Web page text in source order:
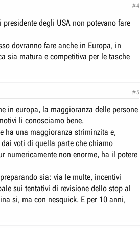
#4
degli USA non potevano fare
dovranno fare anche in Europa, in
sia matura e competitiva per le tasche
#5
in europa, la maggioranza delle persone
li conosciamo bene.
ha una maggioranza striminzita e,
voti di quella parte che chiamo
numericamente non enorme, ha il potere
sia: via le multe, incentivi
sui tentativi di revisione dello stop al
si, ma con nesquick. E per 10 anni,